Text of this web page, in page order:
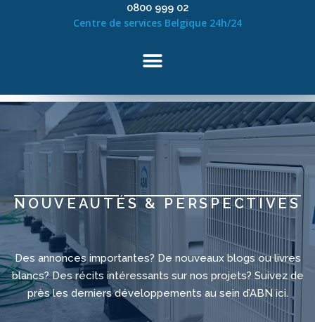
0800 999 02
Centre de services Belgique 24h/24
NOUVEAUTÉS & PERSPECTIVES
Des annonces importantes? De nouveaux blogs ou livres
blancs? Des récits intéressants sur nos projets? Suivez de
près les derniers développements au sein d’ABN ici.